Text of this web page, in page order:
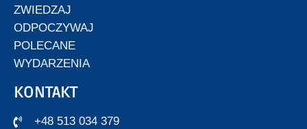
ZWIEDZAJ
ODPOCZYWAJ
POLECANE
WYDARZENIA
KONTAKT
+48 513 034 379